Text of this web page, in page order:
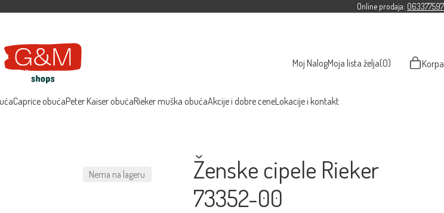
Online prodaja: 063377597
Moj NalogMoja lista želja(0) Korpa
Caprice obućaPeter Kaiser obućaRieker muška obućaAkcije i dobre ceneLokacije i kontakt
Nema na lageru
Ženske cipele Rieker
73352-00